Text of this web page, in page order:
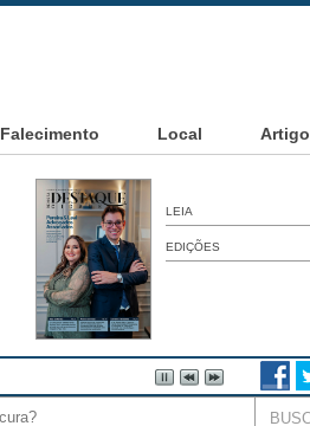
Falecimento Local Artigo
LEIA
EDIÇÕES